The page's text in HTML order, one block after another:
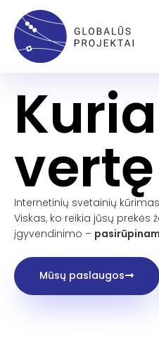
prie
turinio
vertę
Internetinių svetainių
Viskas, ko reikia jūsų prekės
įgyvendinimo –
Mūsų paslaugos